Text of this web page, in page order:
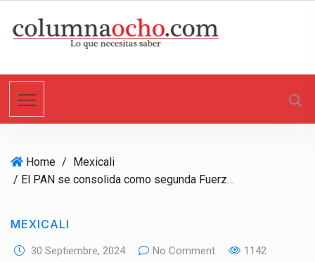
t
Home / Mexicali
/ El PAN se consolida como segunda Fuerza Política en el 25 Ayuntamiento de Mexicali
MEXICALI
30 Septiembre, 2024 No Comment
1142